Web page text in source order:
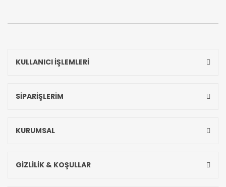
KULLANICI İŞLEMLERİ
SİPARİŞLERİM
KURUMSAL
GİZLİLİK & KOŞULLAR